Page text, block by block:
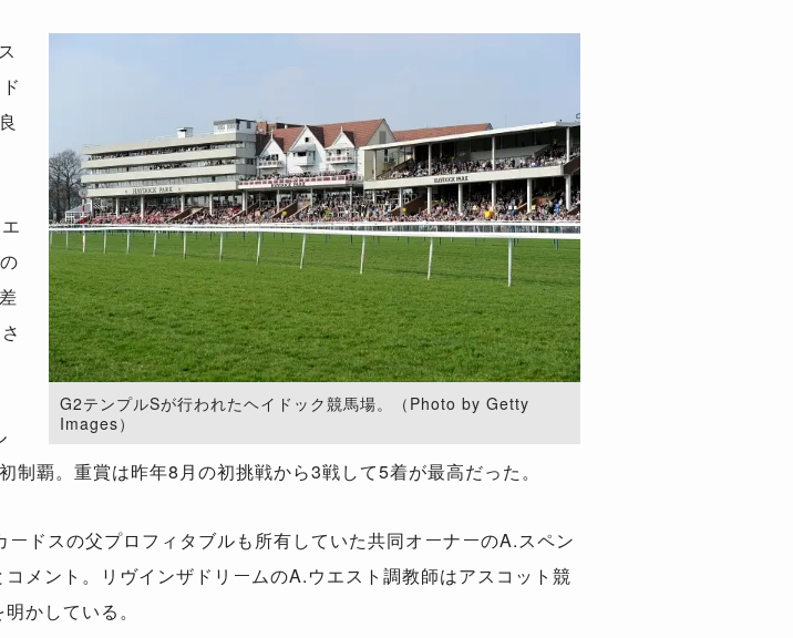
G2テンプルSが行われたヘイドック競馬場。（Photo by Getty
Images）
制覇。重賞は昨年8月の初挑戦から3戦して5着が最高だった。
ドスの父プロフィタブルも所有していた共同オーナーのA.スペン
メント。リヴインザドリームのA.ウエスト調教師はアスコット競
かしている。